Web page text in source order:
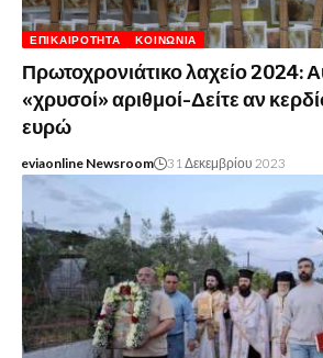
ΕΠΙΚΑΙΡΌΤΗΤΑ ΚΟΙΝΩΝΊΑ
Πρωτοχρονιάτικο λαχείο 2024:
«χρυσοί» αριθμοί-Δείτε αν
ευρώ
eviaonline Newsroom 31 Δεκεμβρίου 2023